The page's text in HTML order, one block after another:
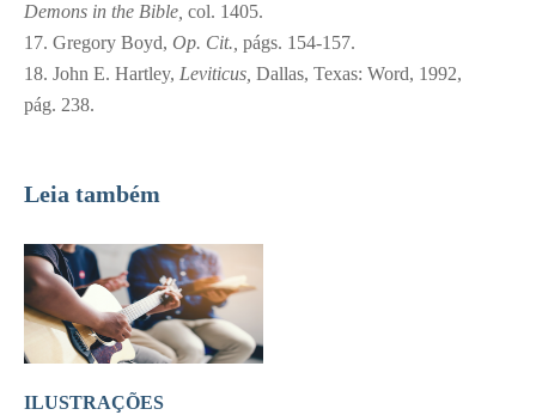
Demons in the Bible, col. 1405.
17. Gregory Boyd, Op. Cit., págs. 154-157.
18. John E. Hartley, Leviticus, Dallas, Texas: Word, 1992,
pág. 238.
Leia também
ILUSTRAÇÕES